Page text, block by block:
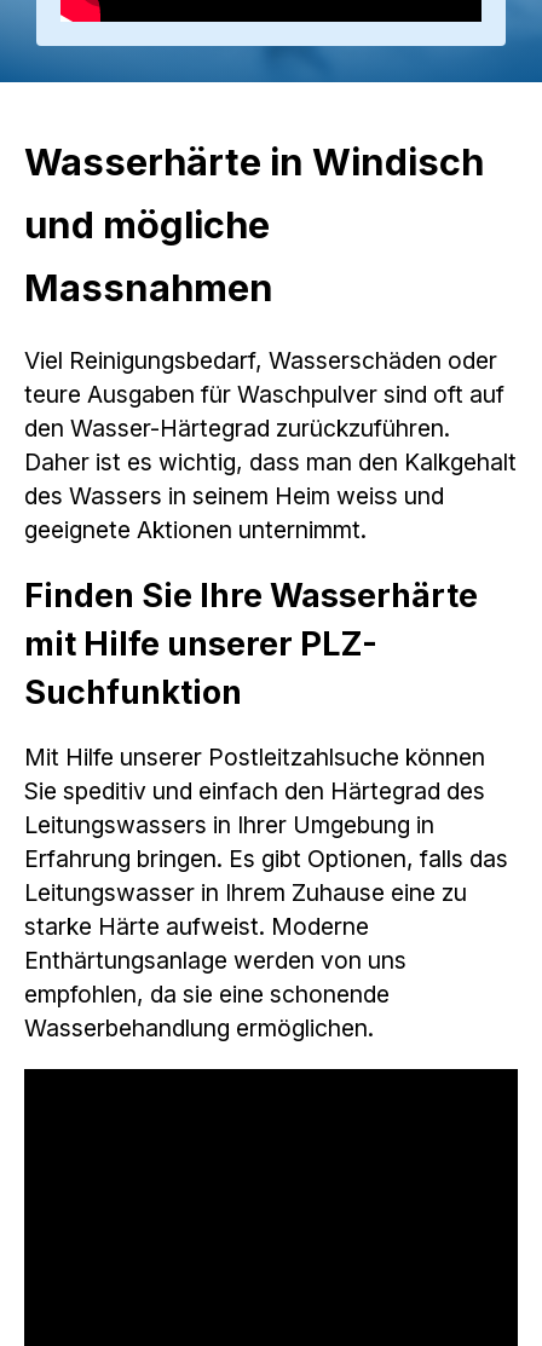
Wasserhärte in Windisch
und mögliche
Massnahmen
Viel Reinigungsbedarf, Wasserschäden oder
teure Ausgaben für Waschpulver sind oft auf
den Wasser-Härtegrad zurückzuführen.
Daher ist es wichtig, dass man den Kalkgehalt
des Wassers in seinem Heim weiss und
geeignete Aktionen unternimmt.
Finden Sie Ihre Wasserhärte
mit Hilfe unserer PLZ-
Suchfunktion
Mit Hilfe unserer Postleitzahlsuche können
Sie speditiv und einfach den Härtegrad des
Leitungswassers in Ihrer Umgebung in
Erfahrung bringen. Es gibt Optionen, falls das
Leitungswasser in Ihrem Zuhause eine zu
starke Härte aufweist. Moderne
Enthärtungsanlage werden von uns
empfohlen, da sie eine schonende
Wasserbehandlung ermöglichen.